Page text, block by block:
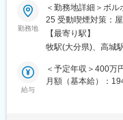
お客様が新しい機
こそ短期的な売り込
在」になることが重
入社当初は新規開
新規営業について、
【125日以上】／
■採用背景：
輸入車ディーラー
出店やM＆Aを重ね
の増員を図っており
勤務地
＜勤務地詳細＞ボ
25 受動喫煙対策：
【最寄り駅】
牧駅(大分県)、高城
給与
＜予定年収＞400万
月額（基本給）：